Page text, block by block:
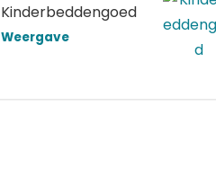
Kinderbeddengoed
Weergave